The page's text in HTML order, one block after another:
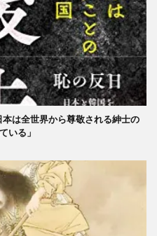
は全世界から尊敬される紳士の
いる」